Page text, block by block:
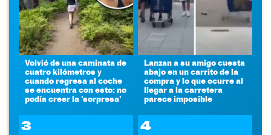
Volvió de una caminata de
cuatro kilómetros y
cuando regresa al coche
se encuentra con esto: no
podía creer la 'sorpresa'
Lanzan a su amigo cuesta
abajo en un carrito de la
compra y lo que ocurre al
llegar a la carretera
parece imposible
3 4